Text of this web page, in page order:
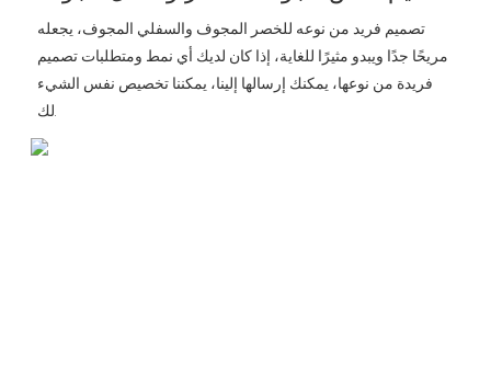
تصميم فريد من نوعه للخصر المجوف والسفلي المجوف، يجعله
مريحًا جدًا ويبدو مثيرًا للغاية، إذا كان لديك أي نمط ومتطلبات تصميم
فريدة من نوعها، يمكنك إرسالها إلينا، يمكننا تخصيص نفس الشيء
لك.